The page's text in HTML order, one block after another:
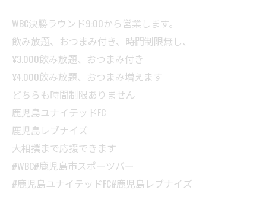
WBC決勝ラウンド9:00から営業します。
飲み放題、おつまみ付き、時間制限無し、
¥3.000飲み放題、おつまみ付き
¥4.000飲み放題、おつまみ増えます
どちらも時間制限ありません
鹿児島ユナイテッドFC
鹿児島レブナイズ
大相撲まで応援できます
#WBC#鹿児島市スポーツバー
#鹿児島ユナイテッドFC#鹿児島レブナイズ